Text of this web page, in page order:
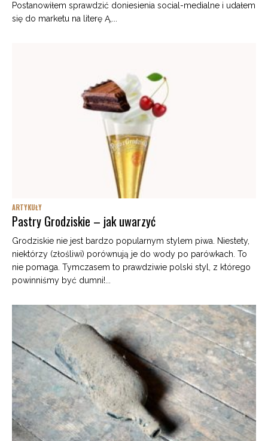
Postanowiłem sprawdzić doniesienia social-medialne i udałem
się do marketu na literę Ą,...
ARTYKUŁY
Pastry Grodziskie – jak uwarzyć
Grodziskie nie jest bardzo popularnym stylem piwa. Niestety,
niektórzy (złośliwi) porównują je do wody po parówkach. To
nie pomaga. Tymczasem to prawdziwie polski styl, z którego
powinniśmy być dumni!...